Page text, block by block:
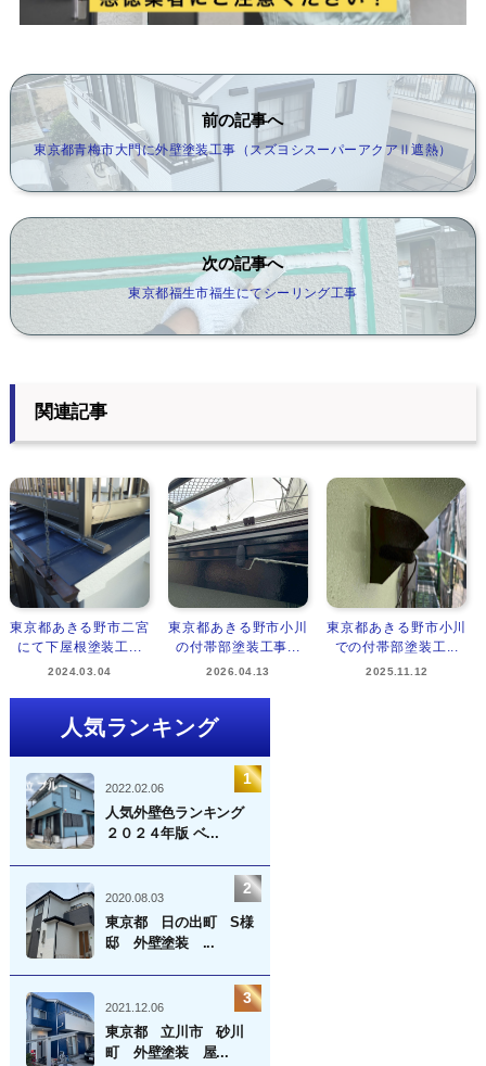
前の記事へ
東京都青梅市大門に外壁塗装工事（スズヨシスーパーアクアⅡ遮熱）
次の記事へ
東京都福生市福生にてシーリング工事
関連記事
東京都あきる野市二宮
にて下屋根塗装工...
2024.03.04
東京都あきる野市小川
の付帯部塗装工事...
2026.04.13
東京都あきる野市小川
での付帯部塗装工...
2025.11.12
人気ランキング
2022.02.06
人気外壁色ランキング
２０２４年版 ベ...
2020.08.03
東京都 日の出町 S様
邸 外壁塗装 ...
2021.12.06
東京都 立川市 砂川
町 外壁塗装 屋...